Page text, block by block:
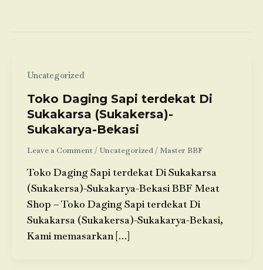
Uncategorized
Toko Daging Sapi terdekat Di
Sukakarsa (Sukakersa)-
Sukakarya-Bekasi
Leave a Comment / Uncategorized/ Master BBF
Toko Daging Sapi terdekat Di Sukakarsa
(Sukakersa)-Sukakarya-Bekasi BBF Meat
Shop – Toko Daging Sapi terdekat Di
Sukakarsa (Sukakersa)-Sukakarya-Bekasi,
Kami memasarkan […]